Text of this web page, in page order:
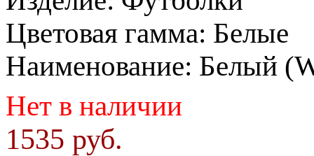
Цветовая гамма: Белые
Наименование: Белый
Нет в наличии
1535 руб.